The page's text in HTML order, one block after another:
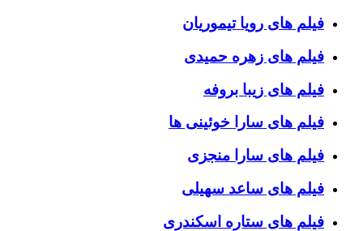
فیلم های رویا تیموریان
فیلم های زهره حمیدی
فیلم های زیبا بروفه
فیلم های سارا خوئینی ها
فیلم های سارا منجزی
فیلم های ساعد سهیلی
فیلم های ستاره اسکندری